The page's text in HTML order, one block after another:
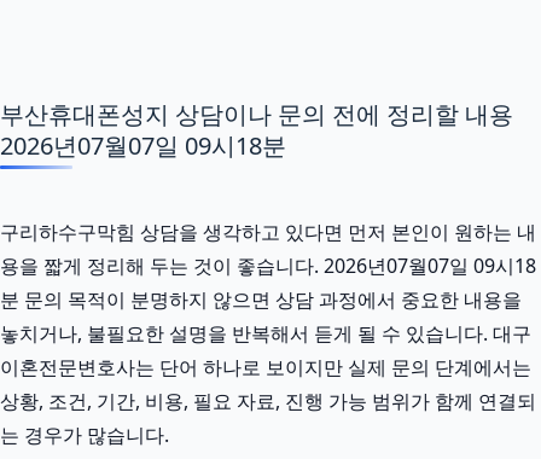
부산휴대폰성지 상담이나 문의 전에 정리할 내용
2026년07월07일 09시18분
구리하수구막힘 상담을 생각하고 있다면 먼저 본인이 원하는 내
용을 짧게 정리해 두는 것이 좋습니다. 2026년07월07일 09시18
분 문의 목적이 분명하지 않으면 상담 과정에서 중요한 내용을
놓치거나, 불필요한 설명을 반복해서 듣게 될 수 있습니다. 대구
이혼전문변호사는 단어 하나로 보이지만 실제 문의 단계에서는
상황, 조건, 기간, 비용, 필요 자료, 진행 가능 범위가 함께 연결되
는 경우가 많습니다.